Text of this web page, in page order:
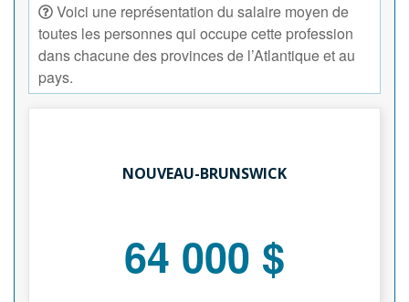
Voici une représentation du salaire moyen de
toutes les personnes qui occupe cette profession
dans chacune des provinces de l’Atlantique et au
pays.
NOUVEAU-BRUNSWICK
64 000 $